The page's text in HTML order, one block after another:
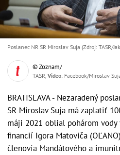
Poslanec NR SR Miroslav Suja (Zdroj: TASR/
© Zoznam/
TASR, Video: Facebook/Miroslav
BRATISLAVA - Nezaradený
SR Miroslav Suja má zaplatiť
máji 2021 oblial pohárom vody
financií Igora Matoviča
členovia Mandátového a